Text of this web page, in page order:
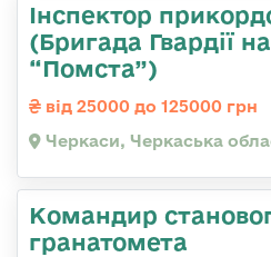
Інспектор
(Бригада Гвардії
“Помста”)
від 25000 до 125000 грн
Черкаси, Черкаська
Командир
гранатомета